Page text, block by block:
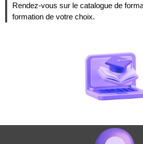
Rendez-vous sur le catalogue de
formation de votre choix.